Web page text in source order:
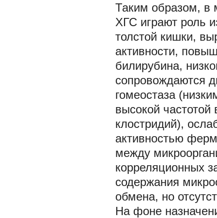
Таким образом, в
ХГС играют роль
толстой кишки,
активности,
билирубина,
сопровождаются
гомеостаза
высокой частотой
клостридий),
активностью
между
корреляционных
содержания
обмена, но
На фоне